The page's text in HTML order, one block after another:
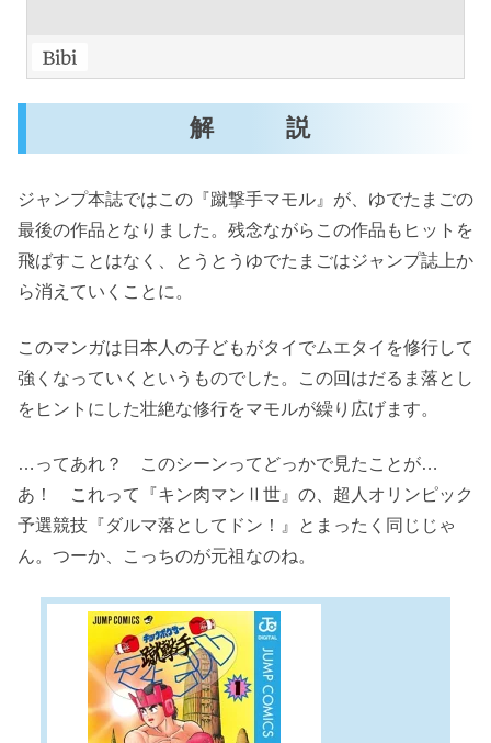
解 説
ジャンプ本誌ではこの『蹴撃手マモル』が、ゆでたまごの
最後の作品となりました。残念ながらこの作品もヒットを
飛ばすことはなく、とうとうゆでたまごはジャンプ誌上か
ら消えていくことに。
このマンガは日本人の子どもがタイでムエタイを修行して
強くなっていくというものでした。この回はだるま落とし
をヒントにした壮絶な修行をマモルが繰り広げます。
…ってあれ？ このシーンってどっかで見たことが…
あ！ これって『キン肉マンⅡ世』の、超人オリンピック
予選競技『ダルマ落としてドン！』とまったく同じじゃ
ん。つーか、こっちのが元祖なのね。